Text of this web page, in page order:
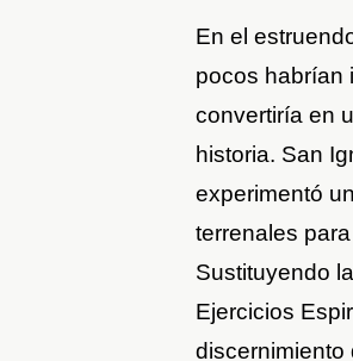
En el
pocos habrían
convertiría en
historia. San
experimentó
terrenales
Sustituyendo
Ejercicios
discernimiento